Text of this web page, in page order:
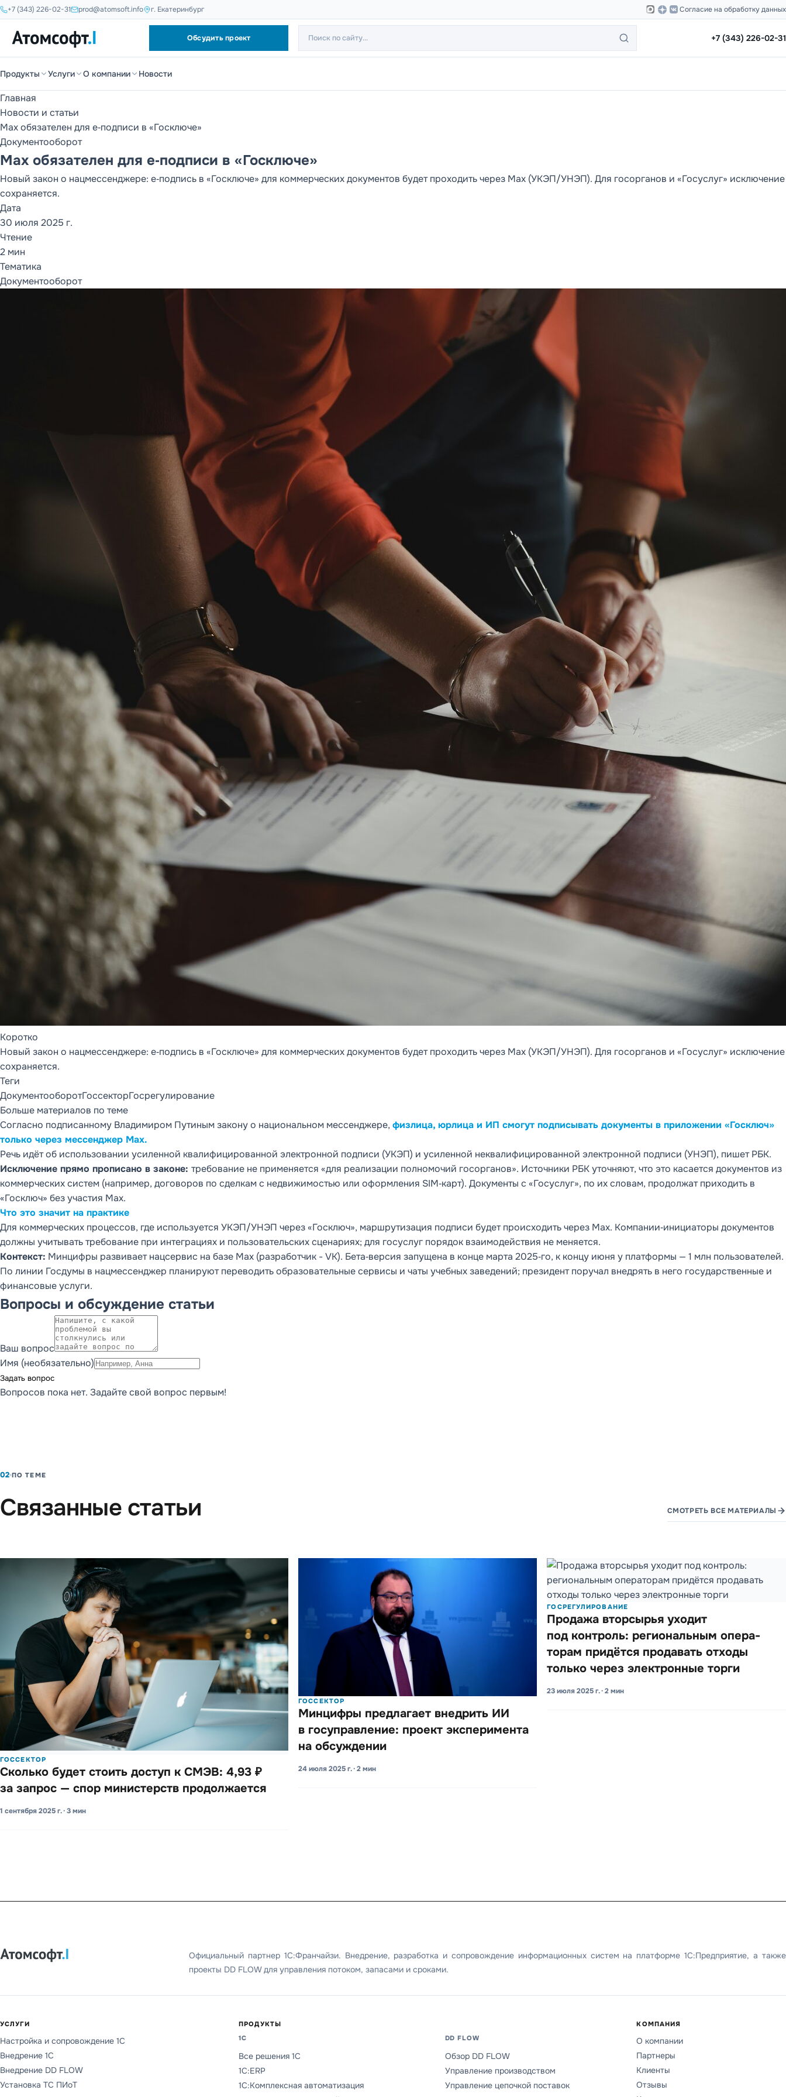
+7 (343) 226-02-31 prod@atomsoft.info г. Екатеринбург Согласие на обработку данных
Обсудить проект +7 (343) 226-02-31
Продукты Услуги О компании Новости
Главная
Новости и статьи
Max обязателен для e‑подписи в «Госключе»
Документооборот
Max обязателен для e‑подписи в «Госключе»
Новый закон о нацмессенджере: e‑подпись в «Госключе» для коммерческих документов будет проходить через Max (УКЭП/УНЭП). Для госорганов и «Госуслуг» исключение
сохраняется.
Дата
30 июля 2025 г.
Чтение
2 мин
Тематика
Документооборот
Коротко
Новый закон о нацмессенджере: e‑подпись в «Госключе» для коммерческих документов будет проходить через Max (УКЭП/УНЭП). Для госорганов и «Госуслуг» исключение
сохраняется.
Теги
ДокументооборотГоссекторГосрегулирование
Больше материалов по теме
Согласно подписанному Владимиром Путиным закону о национальном мессенджере, физлица, юрлица и ИП смогут подписывать документы в приложении «Госключ»
только через мессенджер Max.
Речь идёт об использовании усиленной квалифицированной электронной подписи (УКЭП) и усиленной неквалифицированной электронной подписи (УНЭП), пишет РБК.
Исключение прямо прописано в законе: требование не применяется «для реализации полномочий госорганов». Источники РБК уточняют, что это касается документов из
коммерческих систем (например, договоров по сделкам с недвижимостью или оформления SIM‑карт). Документы с «Госуслуг», по их словам, продолжат приходить в
«Госключ» без участия Max.
Что это значит на практике
Для коммерческих процессов, где используется УКЭП/УНЭП через «Госключ», маршрутизация подписи будет происходить через Max. Компании‑инициаторы документов
должны учитывать требование при интеграциях и пользовательских сценариях; для госуслуг порядок взаимодействия не меняется.
Контекст: Минцифры развивает нацсервис на базе Max (разработчик - VK). Бета‑версия запущена в конце марта 2025‑го, к концу июня у платформы — 1 млн пользователей.
По линии Госдумы в нацмессенджер планируют переводить образовательные сервисы и чаты учебных заведений; президент поручал внедрять в него государственные и
финансовые услуги.
Вопросы и обсуждение статьи
Ваш вопрос
Имя (необязательно)
Задать вопрос
Вопросов пока нет. Задайте свой вопрос первым!
02 ПО ТЕМЕ
Связанные статьи СМОТРЕТЬ ВСЕ МАТЕРИАЛЫ
ГОССЕКТОР
Сколько будет стоить доступ к СМЭВ: 4,93 ₽
за запрос — спор мини­стерств продо­лжае­тся
1 сентября 2025 г. · 3 мин
ГОССЕКТОР
Минцифры предла­гает внедрить ИИ
в госу­правле­ние: проект экспе­риме­нта
на обсу­ждении
24 июля 2025 г. · 2 мин
ГОСРЕГУЛИРОВАНИЕ
Продажа вторсы­рья уходит
под контроль: регио­нальным опера­
торам придётся прода­вать отходы
только через электро­нные торги
23 июля 2025 г. · 2 мин
Официальный партнер 1С:Франчайзи. Внедрение, разработка и сопровождение информационных систем на платформе 1С:Предприятие, а также
проекты DD FLOW для управления потоком, запасами и сроками.
УСЛУГИ
Настройка и сопровождение 1С
Внедрение 1С
Внедрение DD FLOW
Установка ТС ПИоТ
ПРОДУКТЫ
1С
Все решения 1С
1С:ERP
1С:Комплексная автоматизация
DD FLOW
Обзор DD FLOW
Управление производством
Управление цепочкой поставок
КОМПАНИЯ
О компании
Партнеры
Клиенты
Отзывы